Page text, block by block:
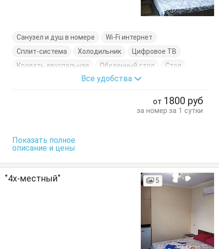
Санузел и душ в номере
Wi-Fi интернет
Сплит-система
Холодильник
Цифровое ТВ
Кровать двуспальная
Обеденный стол
Стол
Тумбочки Шкаф
Все удобства
от 1800 руб
за номер за 1 сутки
Показать полное
описание и цены
"4х-местный" 5